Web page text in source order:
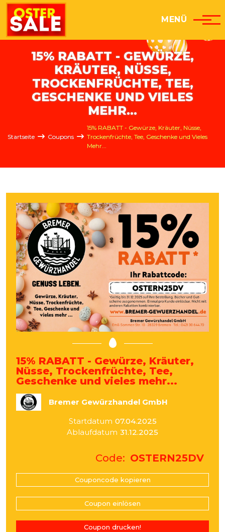
Direkt zum Inhalt
MENÜ
15% RABATT - GEWÜRZE,
KRÄUTER, NÜSSE,
TROCKENFRÜCHTE, TEE,
GESCHENKE UND VIELES
MEHR...
Pfadnavigation
Startseite Coupons
15% RABATT - Gewürze, Kräuter, Nüsse,
Trockenfrüchte, Tee, Geschenke und Vieles
Mehr...
15% RABATT - Gewürze, Kräuter,
Nüsse, Trockenfrüchte, Tee,
Geschenke und vieles mehr...
Bremer Gewürzhandel GmbH
Startdatum 07.04.2025
Ablaufdatum 31.12.2025
Code OSTERN25DV
Couponcode kopieren
Coupon einlösen
Coupon drucken!